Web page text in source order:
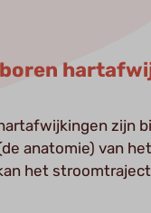
zijn
anatomie) van
het